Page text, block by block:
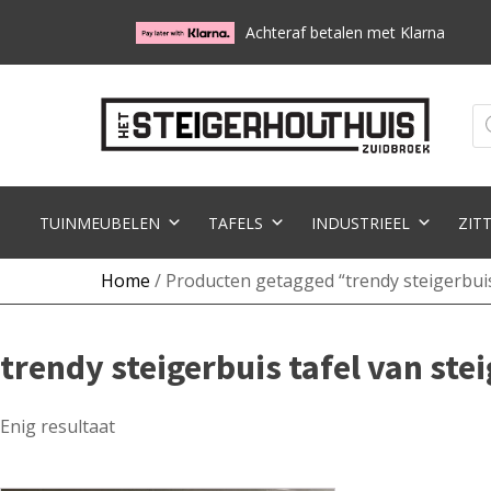
Achteraf betalen met Klarna
TUINMEUBELEN TAFELS INDUSTRIEEL
Home / Producten getagged “trendy
trendy steigerbuis tafel van
Enig resultaat